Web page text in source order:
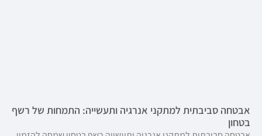
אבטחה סביבתית למתקני אנרגיה ותעשייה: התמחות של רשף
בטחון